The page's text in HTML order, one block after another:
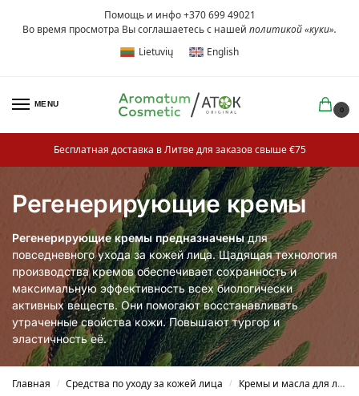
Помощь и инфо +370 699 49021
Во время просмотра Вы соглашаетесь с нашей политикой «куки».
Lietuvių
English
MENU
0
Бесплатная доставка в Литве для заказов свыше €75
Регенерирующие кремы
Регенерирующие кремы предназначеныдля
повседневного ухода за кожей лица. Щадящая технология
производства кремов обеспечивает сохранность и
максимальную эффективность всех биологически
активных веществ. Они помогают восстанавливать
утраченные свойства кожи. Повышают тургор и
эластичность её.
Главная / Средства по уходу за кожей лица / Кремы и масла для лица